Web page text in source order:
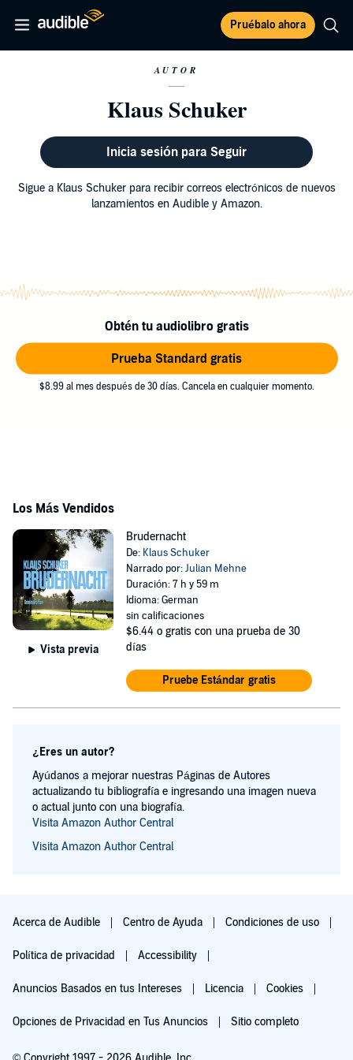
Pruébalo ahora
AUTOR
Klaus Schuker
Inicia sesión para Seguir
Sigue a Klaus Schuker para recibir correos electrónicos de nuevos
lanzamientos en Audible y Amazon.
Obtén tu audiolibro gratis
Prueba Standard gratis
$8.99 al mes después de 30 días. Cancela en cualquier momento.
Los Más Vendidos
Vista previa
Brudernacht
De: Klaus Schuker
Narrado por:Julian Mehne
Duración: 7 h y 59 m
Idioma: German
sin calificaciones
$6.44 o gratis con una prueba de 30
días
Pruebe Estándar gratis
¿Eres un autor?
Ayúdanos a mejorar nuestras Páginas de Autores
actualizando tu bibliografía e ingresando una imagen nueva
o actual junto con una biografía.
Visita Amazon Author Central
Visita Amazon Author Central
Acerca de Audible Centro de Ayuda Condiciones de uso
Política de privacidad Accessibility
Anuncios Basados en tus Intereses Licencia Cookies
Opciones de Privacidad en Tus Anuncios Sitio completo